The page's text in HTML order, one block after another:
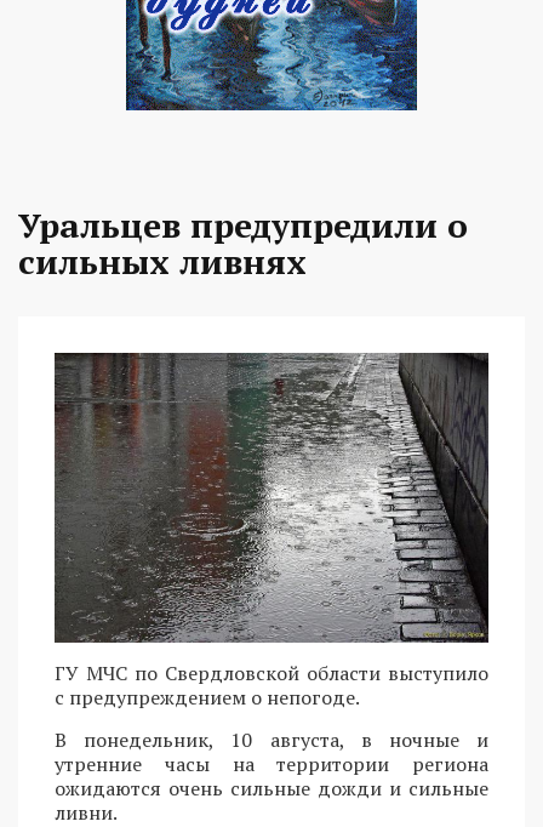
Уральцев предупредили о
сильных ливнях
ГУ МЧС по Свердловской области выступило
с предупреждением о непогоде.
В понедельник, 10 августа, в ночные и
утренние часы на территории региона
ожидаются очень сильные дожди и сильные
ливни.